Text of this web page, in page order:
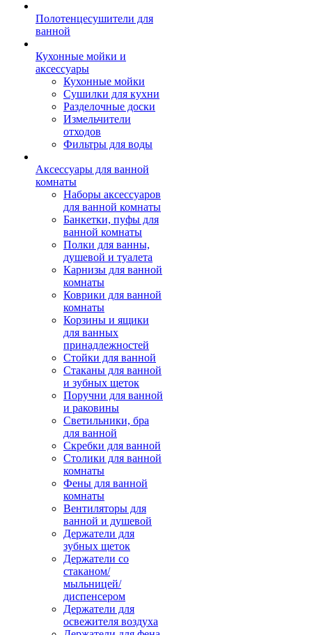
Полотенцесушители для
ванной
Кухонные мойки и
аксессуары
Кухонные мойки
Сушилки для кухни
Разделочные доски
Измельчители
отходов
Фильтры для воды
Аксессуары для ванной
комнаты
Наборы аксессуаров
для ванной комнаты
Банкетки, пуфы для
ванной комнаты
Полки для ванны,
душевой и туалета
Карнизы для ванной
комнаты
Коврики для ванной
комнаты
Корзины и ящики
для ванных
принадлежностей
Стойки для ванной
Стаканы для ванной
и зубных щеток
Поручни для ванной
и раковины
Светильники, бра
для ванной
Скребки для ванной
Столики для ванной
комнаты
Фены для ванной
комнаты
Вентиляторы для
ванной и душевой
Держатели для
зубных щеток
Держатели со
стаканом/
мыльницей/
диспенсером
Держатели для
освежителя воздуха